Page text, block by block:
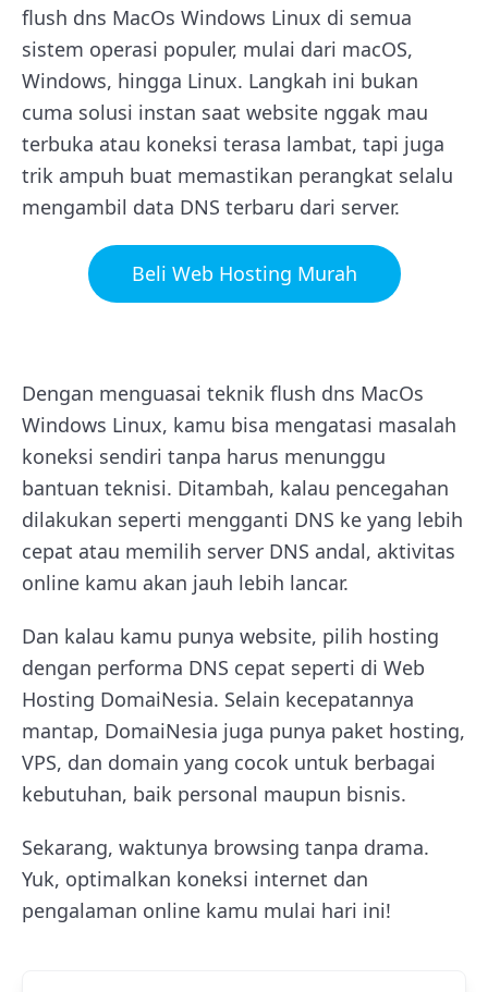
flush dns MacOs Windows Linux di semua
sistem operasi populer, mulai dari macOS,
Windows, hingga Linux. Langkah ini bukan
cuma solusi instan saat website nggak mau
terbuka atau koneksi terasa lambat, tapi juga
trik ampuh buat memastikan perangkat selalu
mengambil data DNS terbaru dari server.
Beli Web Hosting Murah
Dengan menguasai teknik flush dns MacOs
Windows Linux, kamu bisa mengatasi masalah
koneksi sendiri tanpa harus menunggu
bantuan teknisi. Ditambah, kalau pencegahan
dilakukan seperti mengganti DNS ke yang lebih
cepat atau memilih server DNS andal, aktivitas
online kamu akan jauh lebih lancar.
Dan kalau kamu punya website, pilih hosting
dengan performa DNS cepat seperti di Web
Hosting DomaiNesia. Selain kecepatannya
mantap, DomaiNesia juga punya paket hosting,
VPS, dan domain yang cocok untuk berbagai
kebutuhan, baik personal maupun bisnis.
Sekarang, waktunya browsing tanpa drama.
Yuk, optimalkan koneksi internet dan
pengalaman online kamu mulai hari ini!